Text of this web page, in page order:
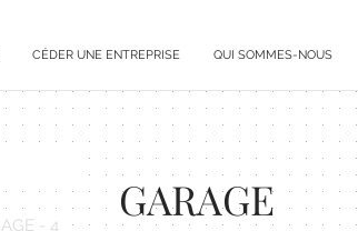
CÉDER UNE ENTREPRISE QUI SOMMES-NOUS
GARAGE